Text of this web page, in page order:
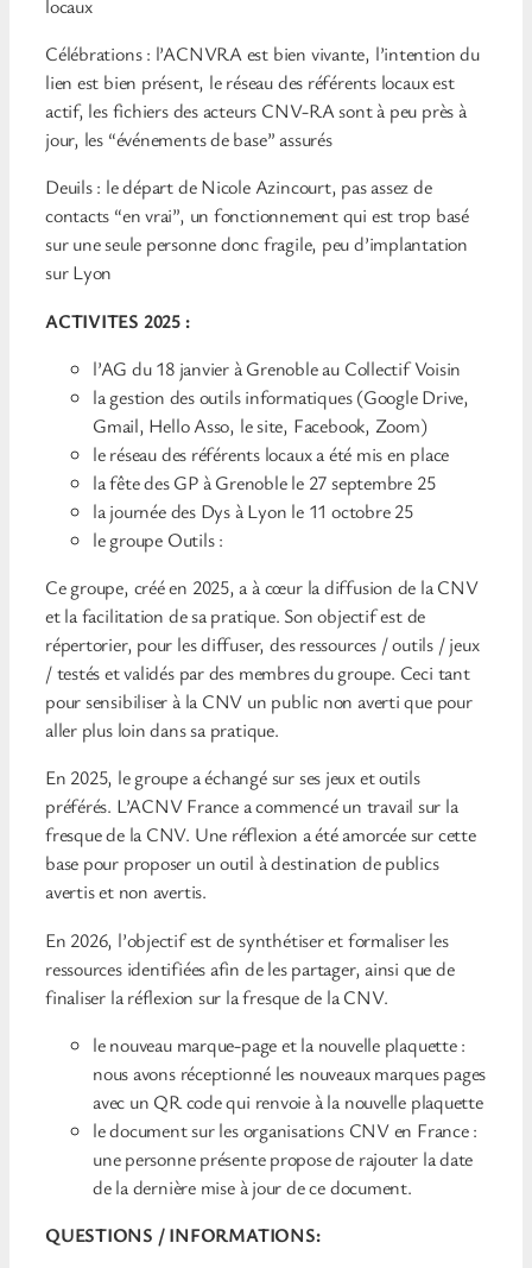
locaux
Célébrations : l’ACNVRA est bien vivante, l’intention du
lien est bien présent, le réseau des référents locaux est
actif, les fichiers des acteurs CNV-RA sont à peu près à
jour, les “événements de base” assurés
Deuils : le départ de Nicole Azincourt, pas assez de
contacts “en vrai”, un fonctionnement qui est trop basé
sur une seule personne donc fragile, peu d’implantation
sur Lyon
ACTIVITES 2025 :
l’AG du 18 janvier à Grenoble au Collectif Voisin
la gestion des outils informatiques (Google Drive,
Gmail, Hello Asso, le site, Facebook, Zoom)
le réseau des référents locaux a été mis en place
la fête des GP à Grenoble le 27 septembre 25
la journée des Dys à Lyon le 11 octobre 25
le groupe Outils :
Ce groupe, créé en 2025, a à cœur la diffusion de la CNV
et la facilitation de sa pratique. Son objectif est de
répertorier, pour les diffuser, des ressources / outils / jeux
/ testés et validés par des membres du groupe. Ceci tant
pour sensibiliser à la CNV un public non averti que pour
aller plus loin dans sa pratique.
En 2025, le groupe a échangé sur ses jeux et outils
préférés. L’ACNV France a commencé un travail sur la
fresque de la CNV. Une réflexion a été amorcée sur cette
base pour proposer un outil à destination de publics
avertis et non avertis.
En 2026, l’objectif est de synthétiser et formaliser les
ressources identifiées afin de les partager, ainsi que de
finaliser la réflexion sur la fresque de la CNV.
le nouveau marque-page et la nouvelle plaquette :
nous avons réceptionné les nouveaux marques pages
avec un QR code qui renvoie à la nouvelle plaquette
le document sur les organisations CNV en France :
une personne présente propose de rajouter la date
de la dernière mise à jour de ce document.
QUESTIONS / INFORMATIONS: